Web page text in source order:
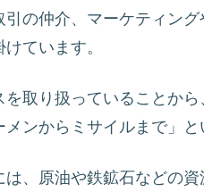
の仲介、マーケティン
ています。
取り扱っていることか
ンからミサイルまで」
は、原油や鉄鉱石などの